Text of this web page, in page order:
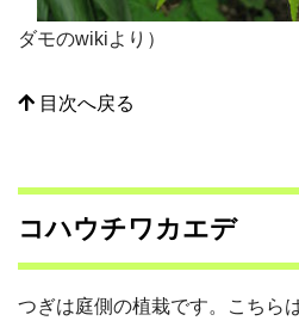
ダモのwikiより）
目次へ戻る
コハウチワカエデ
つぎは庭側の植栽です。こちら